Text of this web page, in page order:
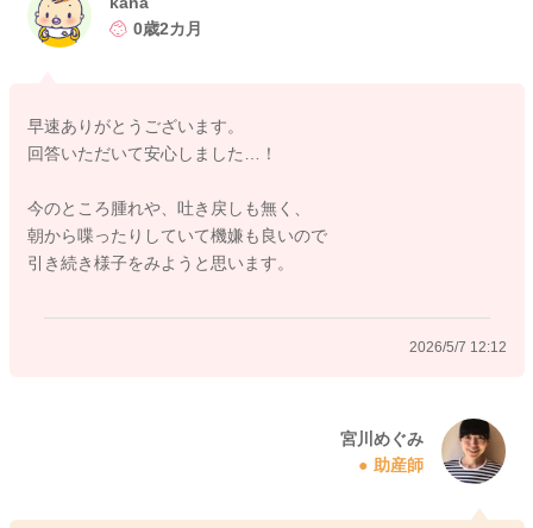
ということもなく、ぶつけたあたりが腫れてくるようなことも
談なさってみてください。
どうぞよろしくお願いします。
0歳2カ月
早速ありがとうございます。
回答いただいて安心しました…！
今のところ腫れや、吐き戻しも無く、
朝から喋ったりしていて機嫌も良いので
引き続き様子をみようと思います。
2026/5/7 12:12
宮川めぐみ
助産師